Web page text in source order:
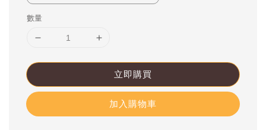
數量
立即購買
加入購物車